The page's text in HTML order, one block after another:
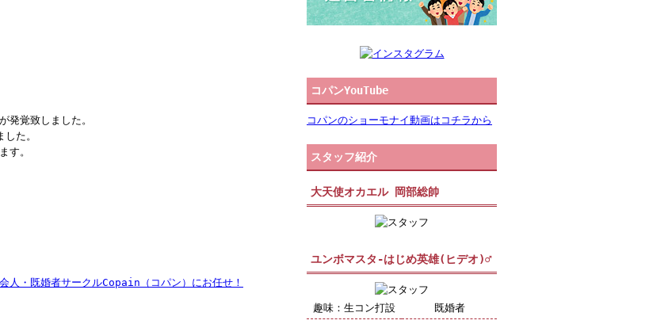
発覚致しました。
た。
す。
人・既婚者サークルCopain（コパン）にお任せ！
コパンYouTube
コパンのショーモナイ動画はコチラから
スタッフ紹介
大天使オカエル 岡部総帥
ユンボマスタ-はじめ英雄(ヒデオ)♂
趣味：生コン打設
既婚者